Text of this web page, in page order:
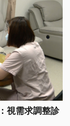
視需求調整診